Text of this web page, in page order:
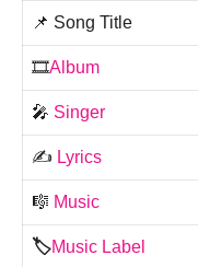
📌 Song Title
🎞️Album
🎤 Singer
✍️ Lyrics
🎼 Music
🏷️Music Label